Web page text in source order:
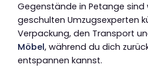
Gegenstände in Petange sind
geschulten Umzugsexperten
Verpackung, den Transport
Möbel, während du dich
entspannen kannst.